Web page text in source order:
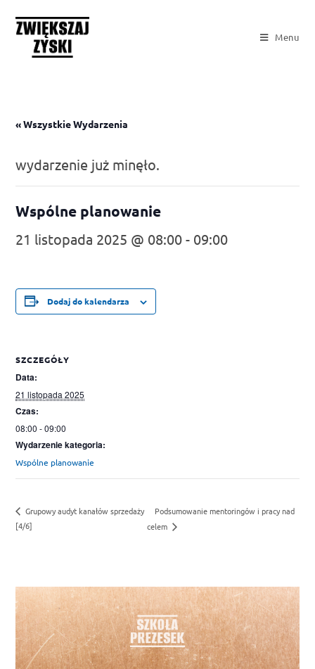
Menu
« Wszystkie Wydarzenia
wydarzenie już minęło.
Wspólne planowanie
21 listopada 2025 @ 08:00 - 09:00
Dodaj do kalendarza
SZCZEGÓŁY
Data:
21 listopada 2025
Czas:
08:00 - 09:00
Wydarzenie kategoria:
Wspólne planowanie
Grupowy audyt kanałów sprzedaży
[4/6]
Podsumowanie mentoringów i pracy nad
celem